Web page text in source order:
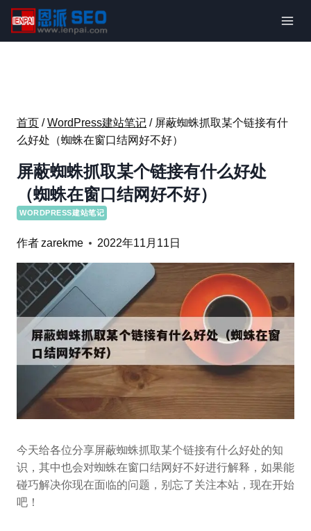
内
首页 / WordPress建站笔记 / 屏蔽蜘蛛抓取某个链接有什
么好处（蜘蛛在窗口结网好不好）
屏蔽蜘蛛抓取某个链接有什么好处
（蜘蛛在窗口结网好不好）
WORDPRESS建站笔记
作者zarekme 2022年11月11日
今天给各位分享屏蔽蜘蛛抓取某个链接有什么好处的知
识，其中也会对蜘蛛在窗口结网好不好进行解释，如果能
碰巧解决你现在面临的问题，别忘了关注本站，现在开始
吧！